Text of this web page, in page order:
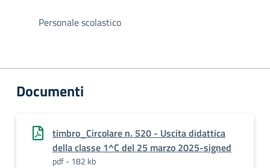
Personale scolastico
Documenti
timbro_Circolare n. 520 - Uscita didattica
della classe 1^C del 25 marzo 2025-signed
pdf - 182 kb